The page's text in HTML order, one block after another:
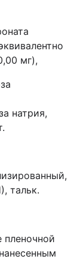
мг),
натрия,
тальк.